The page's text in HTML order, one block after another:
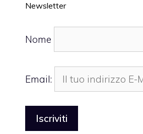
Newsletter
Nome
Email: